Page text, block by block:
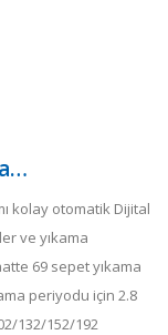
kolay otomatik Dijital
ve yıkama
69 sepet yıkama
periyodu için 2.8
132/152/192